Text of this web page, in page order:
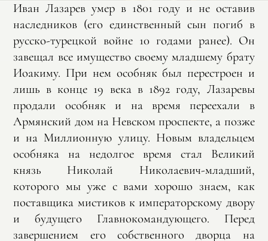
Иван Лазарев умер в 1801 году и не оставив
наследников (его единственный сын погиб в
русско-турецкой войне 10 годами ранее). Он
завещал все имущество своему младшему брату
Иоакиму. При нем особняк был перестроен и
лишь в конце 19 века в 1892 году, Лазаревы
продали особняк и на время переехали в
Армянский дом на Невском проспекте, а позже
и на Миллионную улицу. Новым владельцем
особняка на недолгое время стал Великий
князь Николай Николаевич-младший,
которого мы уже с вами хорошо знаем, как
поставщика мистиков к императорскому двору
и будущего Главнокомандующего. Перед
завершением его собственного дворца на